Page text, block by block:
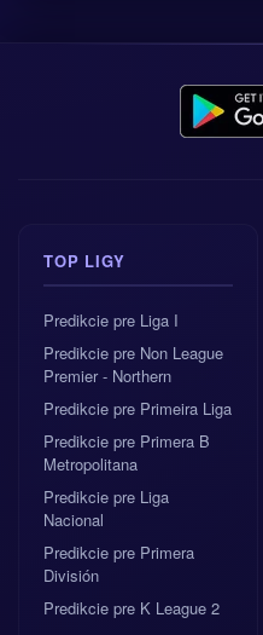
TOP LIGY
Predikcie pre Liga I
Predikcie pre Non League
Premier - Northern
Predikcie pre Primeira Liga
Predikcie pre Primera B
Metropolitana
Predikcie pre Liga
Nacional
Predikcie pre Primera
División
Predikcie pre K League 2